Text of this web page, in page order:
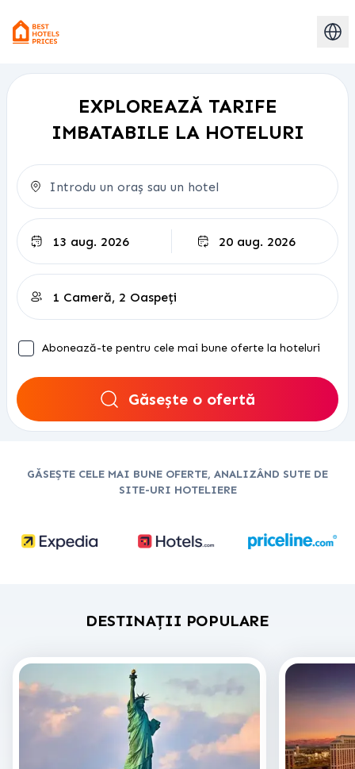
EXPLOREAZĂ TARIFE
IMBATABILE LA HOTELURI
Abonează-te pentru cele mai bune oferte la hoteluri
Găsește o ofertă
GĂSEȘTE CELE MAI BUNE OFERTE, ANALIZÂND SUTE DE
SITE-URI HOTELIERE
DESTINAȚII POPULARE